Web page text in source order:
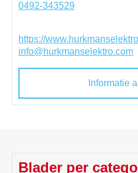
0492-343529
https://
info@hurkmanselektro.com
Informatie
Blader per